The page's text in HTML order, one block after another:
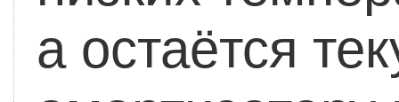
а остаётся